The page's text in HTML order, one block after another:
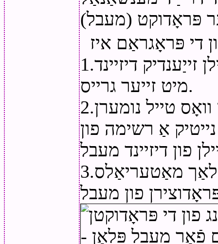
1.רשימה פון פלאַך האָלץ מעבל טיילן זייַענדיק דיזיינד
מיט זייער גרייס.
2.צייכענונג פון דעם פּראָדוקט אין וואָס טייל נומערן
אַ רשימה פון
3.אינפארמאציע אויף די נומער פון פלאַך מאַטעריאַלס